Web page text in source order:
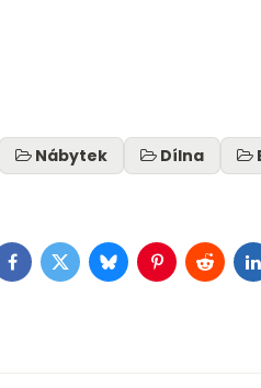
Nábytek Dílna
Facebook
TwitterBlueskyPinterest
Reddit